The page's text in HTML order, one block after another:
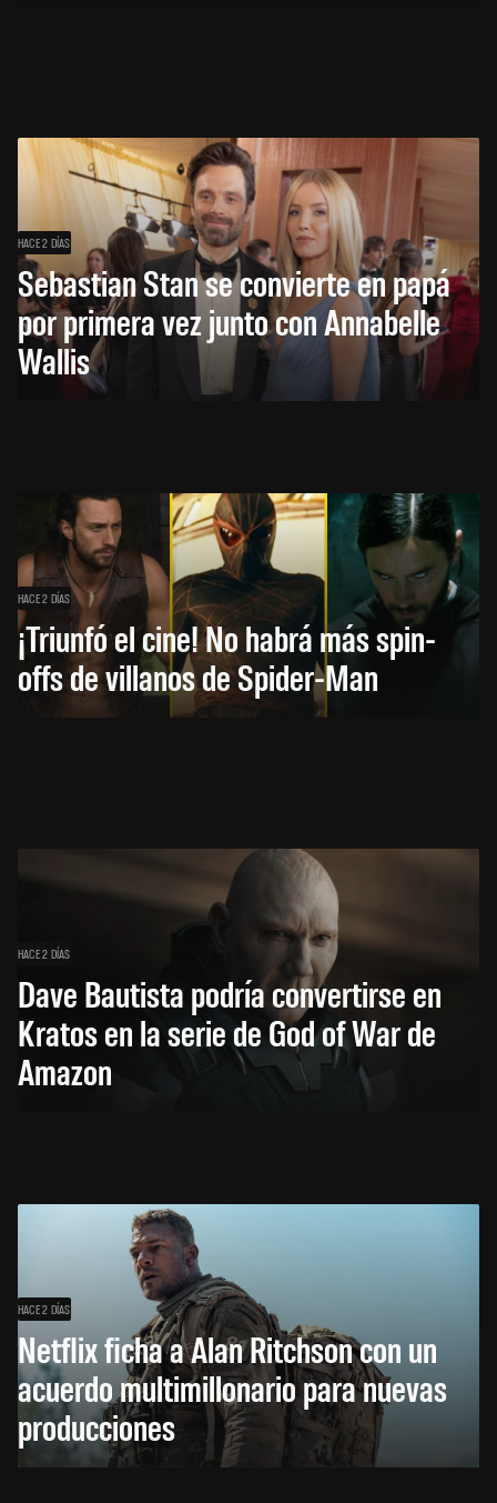
HACE 2 DÍAS
Sebastian Stan se convierte en papá
por primera vez junto con Annabelle
Wallis
HACE 2 DÍAS
¡Triunfó el cine! No habrá más spin-
offs de villanos de Spider-Man
HACE 2 DÍAS
Dave Bautista podría convertirse en
Kratos en la serie de God of War de
Amazon
HACE 2 DÍAS
Netflix ficha a Alan Ritchson con un
acuerdo multimillonario para nuevas
producciones